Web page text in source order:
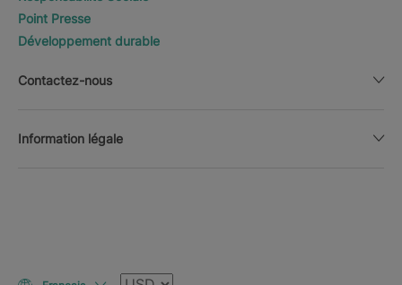
Point Presse
Développement durable
Contactez-nous
Information légale